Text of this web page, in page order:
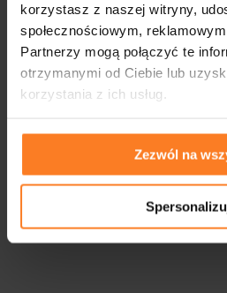
korzystasz z naszej witryny,
społecznościowym,
Partnerzy mogą połączyć te
otrzymanymi od Ciebie lub
korzystania z ich usług.
Zezwól na